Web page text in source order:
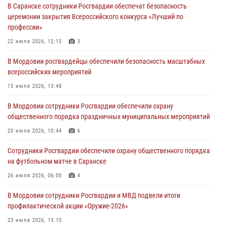
В Саранске сотрудники Росгвардии задержали дебошира,
повредившего имущество в кафе
06 августа 2026, 07:03
незамедлительно
05 августа 2026, 15:04
подозреваемого в причинении телесных повреждений супруге
05 августа 2026, 12:34
проведения масштабного праздника в Темникове
05 августа 2026, 09:04 4
В Саранске сотрудники Росгвардии обеспечат безопасность
церемонии закрытия Всероссийского конкурса «Лучший по
профессии»
22 июля 2026, 12:15 3
В Мордовии росгвардейцы обеспечили безопасность масштабных
всероссийских мероприятий
13 июля 2026, 13:48
В Мордовии сотрудники Росгвардии обеспечили охрану
общественного порядка праздничных муниципальных мероприятий
20 июля 2026, 10:44 6
Сотрудники Росгвардии обеспечили охрану общественного порядка
на футбольном матче в Саранске
26 июля 2026, 06:00 4
В Мордовии сотрудники Росгвардии и МВД подвели итоги
профилактической акции «Оружие‑2026»
23 июля 2026, 13:10